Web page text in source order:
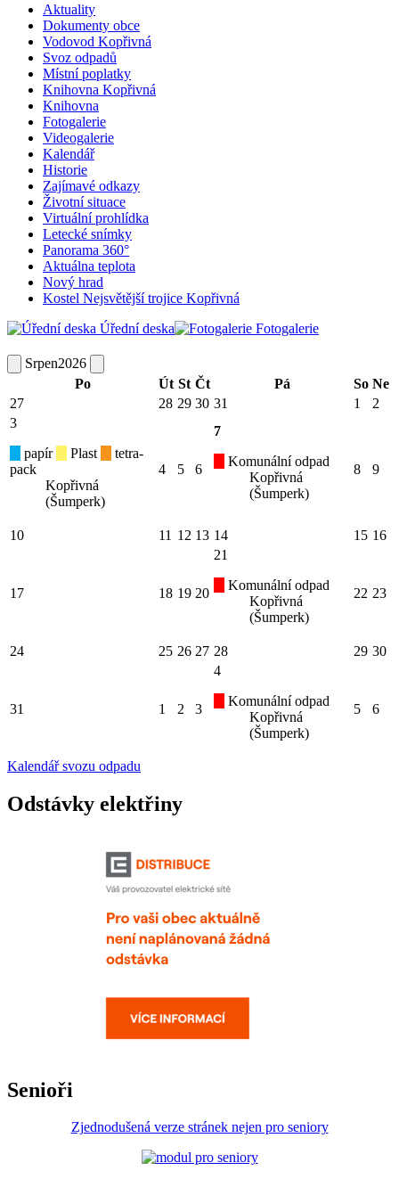
Aktuality
Dokumenty obce
Vodovod Kopřivná
Svoz odpadů
Místní poplatky
Knihovna Kopřivná
Knihovna
Fotogalerie
Videogalerie
Kalendář
Historie
Zajímavé odkazy
Životní situace
Virtuální prohlídka
Letecké snímky
Panorama 360°
Aktuálna teplota
Nový hrad
Kostel Nejsvětější trojice Kopřivná
Úřední deska
Fotogalerie
Srpen2026
Po
Út St Čt Pá So Ne
27
28 29 30 31 1
2
3
papír
Plast
tetra-
pack
Kopřivná
(Šumperk)
4 5 6
7
Komunální odpad
Kopřivná
(Šumperk)
8 9
10 11 12 13 14 15 16
17 18 19 20
21
Komunální odpad
Kopřivná
(Šumperk)
22 23
24 25 26 27 28 29 30
31 1 2 3
4
Komunální odpad
Kopřivná
(Šumperk)
5 6
Kalendář svozu odpadu
Odstávky elektřiny
Senioři
Zjednodušená verze stránek nejen pro seniory